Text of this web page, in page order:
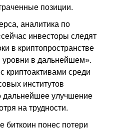
позиции.
аналитика по
инвесторы следят
в криптопространстве
уровни в дальнейшем».
криптоактивами среди
институтов
дальнейшее улучшение
на трудности.
биткоин понес потери